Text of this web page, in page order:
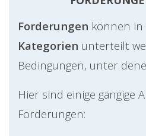
Forderungen können in
Kategorien unterteilt
Bedingungen, unter
Hier sind einige gängige
Forderungen: